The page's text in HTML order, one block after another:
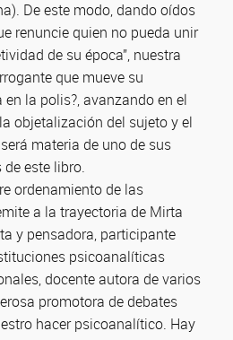
De este modo, dando oídos
renuncie quien no pueda unir
de su época”, nuestra
que mueve su
la polis?, avanzando en el
objetalización del sujeto y el
materia de uno de sus
este libro.
ordenamiento de las
a la trayectoria de Mirta
y pensadora, participante
psicoanalíticas
docente autora de varios
promotora de debates
hacer psicoanalítico. Hay